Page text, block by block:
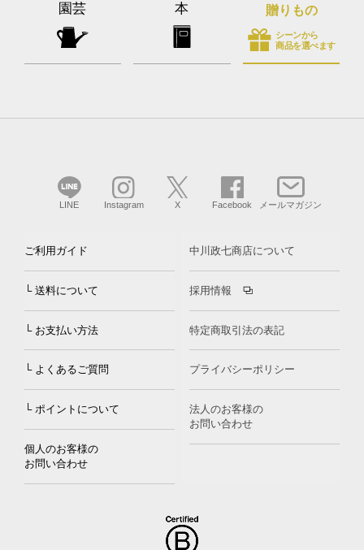
園芸 本 贈りもの
シーンから
商品を選べます
LINE Instagram X Facebook メールマガジン
ご利用ガイド
└ 送料について
└ お支払い方法
└ よくあるご質問
└ ポイントについて
個人のお客様の
お問い合わせ
中川政七商店について
採用情報
特定商取引法の表記
プライバシーポリシー
法人のお客様の
お問い合わせ